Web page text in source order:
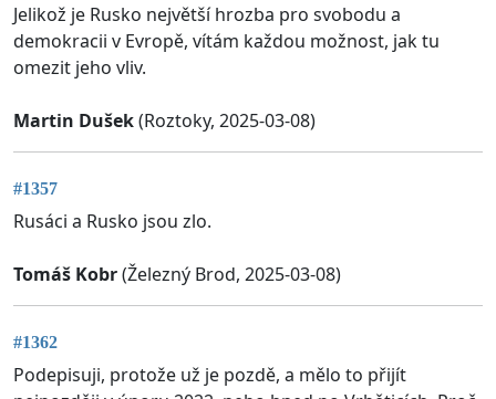
Jelikož je Rusko největší hrozba pro svobodu a
demokracii v Evropě, vítám každou možnost, jak tu
omezit jeho vliv.
Martin Dušek(Roztoky, 2025-03-08)
#1357
Rusáci a Rusko jsou zlo.
Tomáš Kobr(Železný Brod, 2025-03-08)
#1362
Podepisuji, protože už je pozdě, a mělo to přijít